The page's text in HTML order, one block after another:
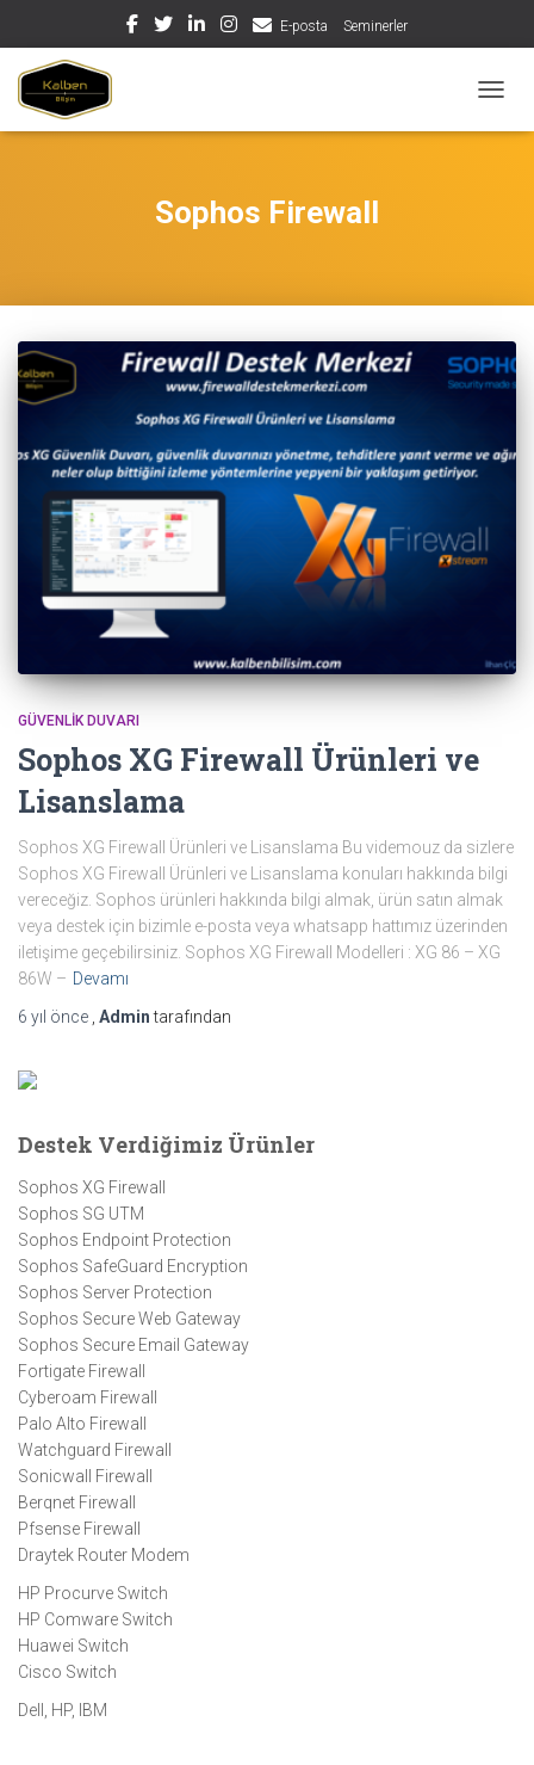
E-posta Seminerler
Sophos Firewall
GÜVENLIK DUVARI
Sophos XG Firewall Ürünleri ve
Lisanslama
Sophos XG Firewall Ürünleri ve Lisanslama Bu videmouz da sizlere
Sophos XG Firewall Ürünleri ve Lisanslama konuları hakkında bilgi
vereceğiz. Sophos ürünleri hakkında bilgi almak, ürün satın almak
veya destek için bizimle e-posta veya whatsapp hattımız üzerinden
iletişime geçebilirsiniz. Sophos XG Firewall Modelleri : XG 86 – XG
86W – Devamı
6 yıl önce Admintarafından
Destek Verdiğimiz Ürünler
Sophos XG Firewall
Sophos SG UTM
Sophos Endpoint Protection
Sophos SafeGuard Encryption
Sophos Server Protection
Sophos Secure Web Gateway
Sophos Secure Email Gateway
Fortigate Firewall
Cyberoam Firewall
Palo Alto Firewall
Watchguard Firewall
Sonicwall Firewall
Berqnet Firewall
Pfsense Firewall
Draytek Router Modem
HP Procurve Switch
HP Comware Switch
Huawei Switch
Cisco Switch
Dell, HP, IBM